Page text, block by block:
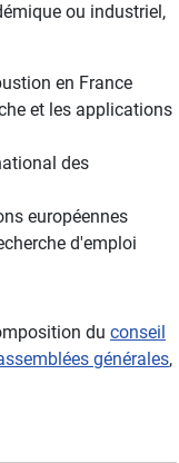
ou industriel,
en France
et les applications
des
européennes
d'emploi
du conseil
générales,